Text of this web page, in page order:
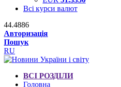
Всі курси валют
44.4886
Авторизація
Пошук
RU
ВСІ РОЗДІЛИ
Головна